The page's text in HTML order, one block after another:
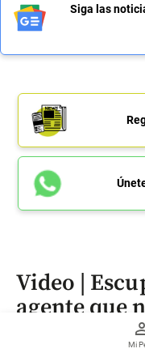
Mi
Siga las
Video |
agente que
para que